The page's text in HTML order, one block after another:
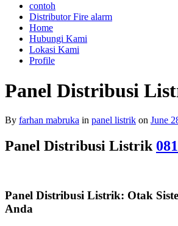
contoh
Distributor Fire alarm
Home
Hubungi Kami
Lokasi Kami
Profile
Panel Distribusi
By farhan mabruka in panel listrik on June
Panel Distribusi Listrik
Panel Distribusi Listrik: Otak
Anda